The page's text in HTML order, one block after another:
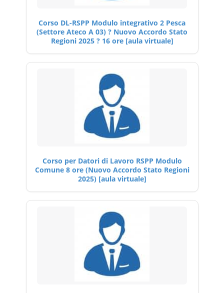
Corso DL-RSPP Modulo integrativo 2 Pesca
(Settore Ateco A 03) ? Nuovo Accordo Stato
Regioni 2025 ? 16 ore [aula virtuale]
Corso per Datori di Lavoro RSPP Modulo
Comune 8 ore (Nuovo Accordo Stato Regioni
2025) [aula virtuale]